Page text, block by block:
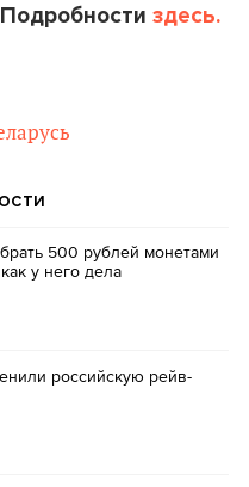
здесь.
500 рублей монетами
у него дела
российскую рейв-